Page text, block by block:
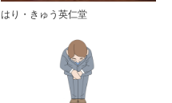
はり・きゅう英仁堂